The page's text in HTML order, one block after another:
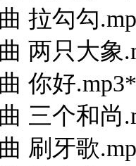
拉勾勾
两只大象
你好
三个和尚
刷牙歌